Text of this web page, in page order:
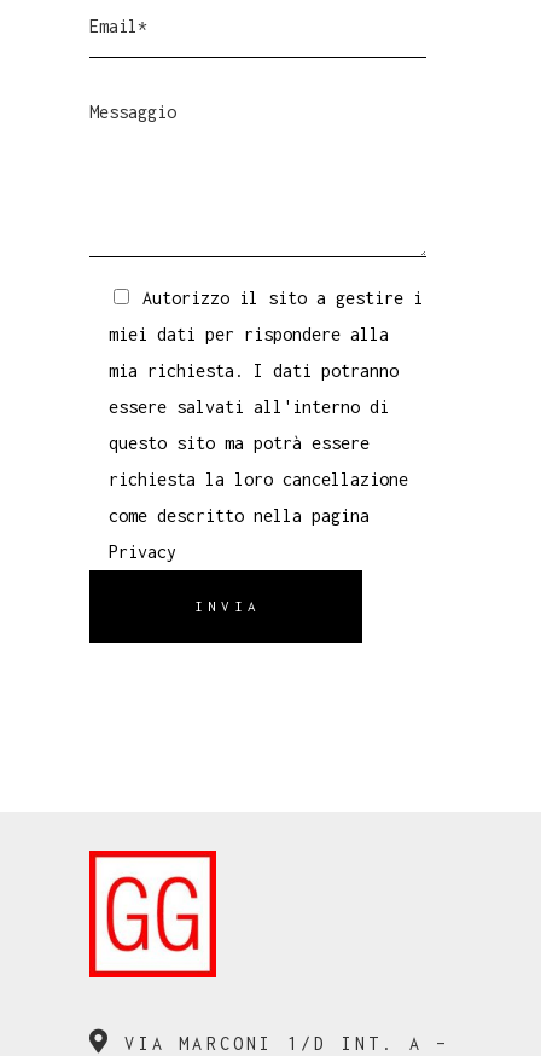
Autorizzo il sito a gestire i
miei dati per rispondere alla
mia richiesta. I dati potranno
essere salvati all'interno di
questo sito ma potrà essere
richiesta la loro cancellazione
come descritto nella pagina
Privacy
INVIA
VIA MARCONI 1/D INT. A –